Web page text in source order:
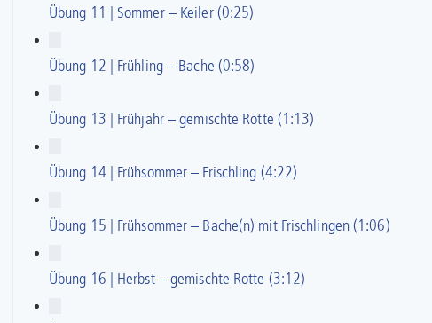
Übung 11 | Sommer – Keiler (0:25)
Übung 12 | Frühling – Bache (0:58)
Übung 13 | Frühjahr – gemischte Rotte (1:13)
Übung 14 | Frühsommer – Frischling (4:22)
Übung 15 | Frühsommer – Bache(n) mit Frischlingen (1:06)
Übung 16 | Herbst – gemischte Rotte (3:12)